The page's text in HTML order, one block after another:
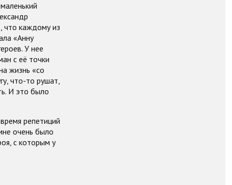
что каждому из
«Анну
У нее
с её точки
жизнь «со
что-то рушат,
И это было
репетиций
очень было
с которым у